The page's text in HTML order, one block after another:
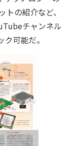
の紹介など、
チャンネル
可能だ。